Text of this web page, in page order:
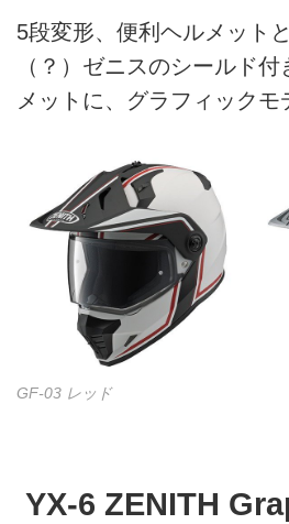
5段変形、便利ヘルメット
（？）ゼニスのシールド
メットに、グラフィックモ
GF-03 レッド
YX-6 ZENITH